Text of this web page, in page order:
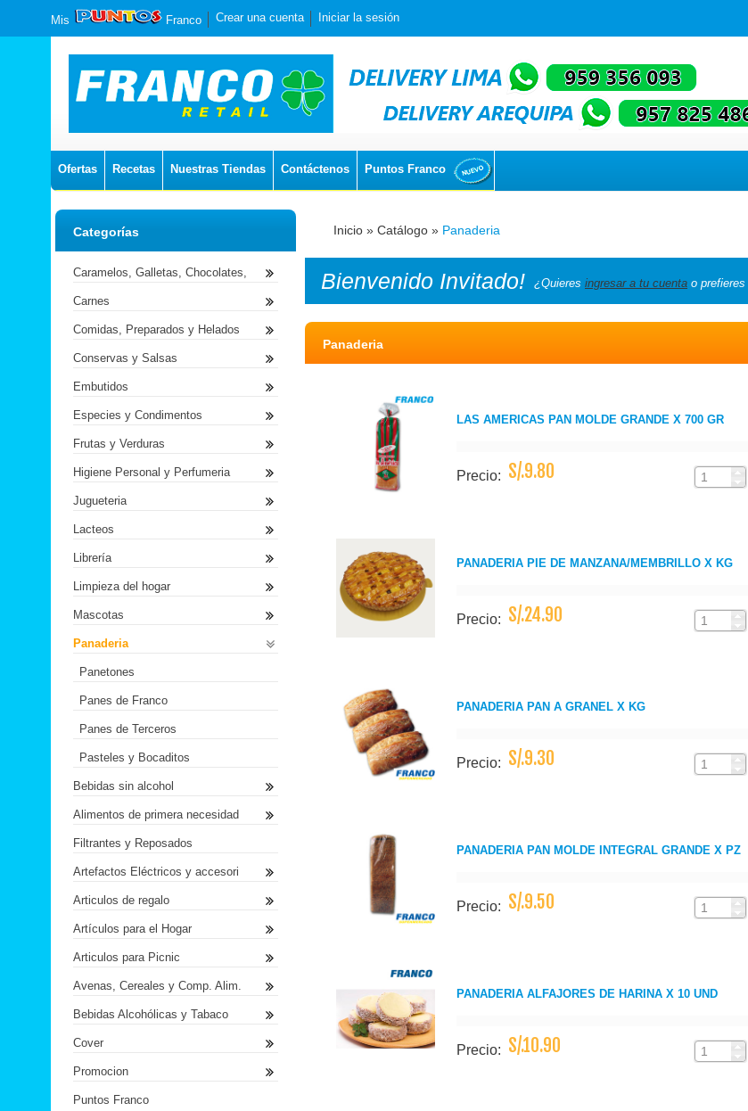
Mis Franco Crear una cuenta Iniciar la sesión
Ofertas Recetas Nuestras Tiendas Contáctenos Puntos Franco
Inicio » Catálogo » Panaderia
Bienvenido Invitado! ¿Quieres ingresar a tu cuenta o prefieres
Panaderia
LAS AMERICAS PAN MOLDE GRANDE X 700 GR
Precio: S/.9.80
PANADERIA PIE DE MANZANA/MEMBRILLO X KG
Precio: S/.24.90
PANADERIA PAN A GRANEL X KG
Precio: S/.9.30
PANADERIA PAN MOLDE INTEGRAL GRANDE X PZ
Precio: S/.9.50
PANADERIA ALFAJORES DE HARINA X 10 UND
Precio: S/.10.90
Categorías
Caramelos, Galletas, Chocolates,
Carnes
Comidas, Preparados y Helados
Conservas y Salsas
Embutidos
Especies y Condimentos
Frutas y Verduras
Higiene Personal y Perfumeria
Jugueteria
Lacteos
Librería
Limpieza del hogar
Mascotas
Panaderia
Panetones
Panes de Franco
Panes de Terceros
Pasteles y Bocaditos
Bebidas sin alcohol
Alimentos de primera necesidad
Filtrantes y Reposados
Artefactos Eléctricos y accesori
Articulos de regalo
Artículos para el Hogar
Articulos para Picnic
Avenas, Cereales y Comp. Alim.
Bebidas Alcohólicas y Tabaco
Cover
Promocion
Puntos Franco